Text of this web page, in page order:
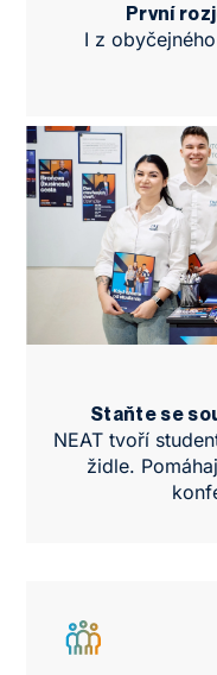
První
I z
Staňte se
NEAT tvoří
židle.